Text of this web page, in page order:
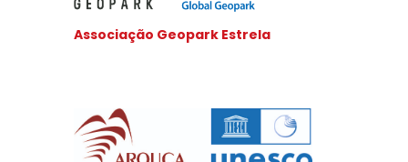
Associação Geopark Estrela